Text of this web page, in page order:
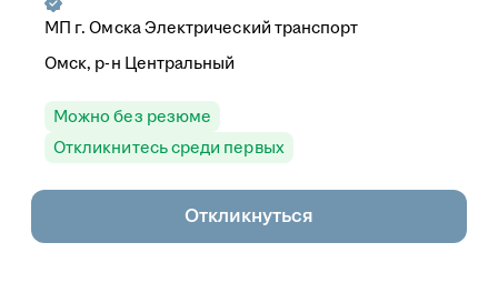
МП г. Омска Электрический транспорт
Омск, р-н Центральный
Можно без резюме
Откликнитесь среди первых
Откликнуться